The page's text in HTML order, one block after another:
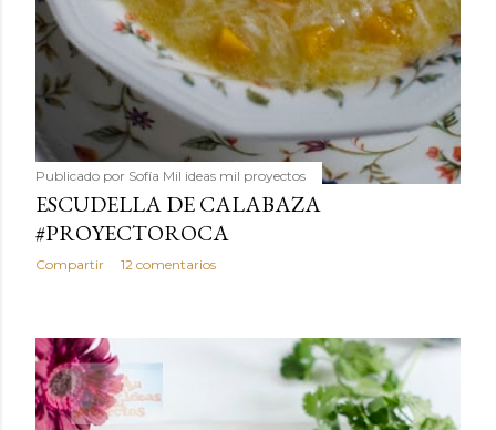
Publicado por Sofía Mil ideas mil proyectos
ESCUDELLA DE CALABAZA
#PROYECTOROCA
Compartir 12 comentarios